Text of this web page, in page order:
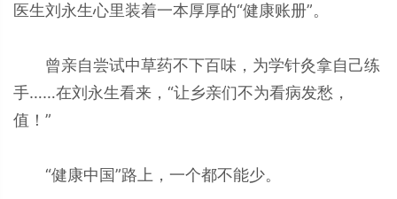
医生刘永生心里装着一本厚厚的“健康账册”。
曾亲自尝试中草药不下百味，为学针灸拿自己练
手……在刘永生看来，“让乡亲们不为看病发愁，
值！”
“健康中国”路上，一个都不能少。